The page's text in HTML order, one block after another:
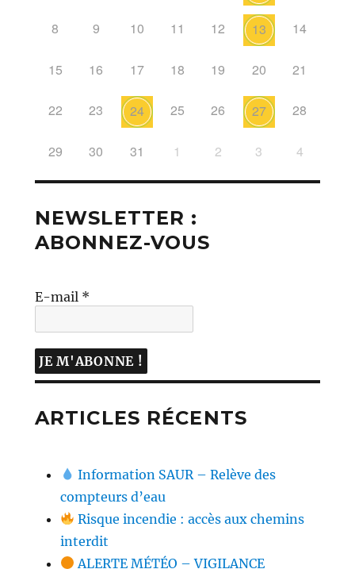
8 9 10 11 12 13 14
15 16 17 18 19 20 21
22 23 24 25 26 27 28
29 30 31 1 2 3 4
NEWSLETTER :
ABONNEZ-VOUS
E-mail *
ARTICLES RÉCENTS
Information SAUR – Relève des
compteurs d’eau
Risque incendie : accès aux chemins
interdit
ALERTE MÉTÉO – VIGILANCE